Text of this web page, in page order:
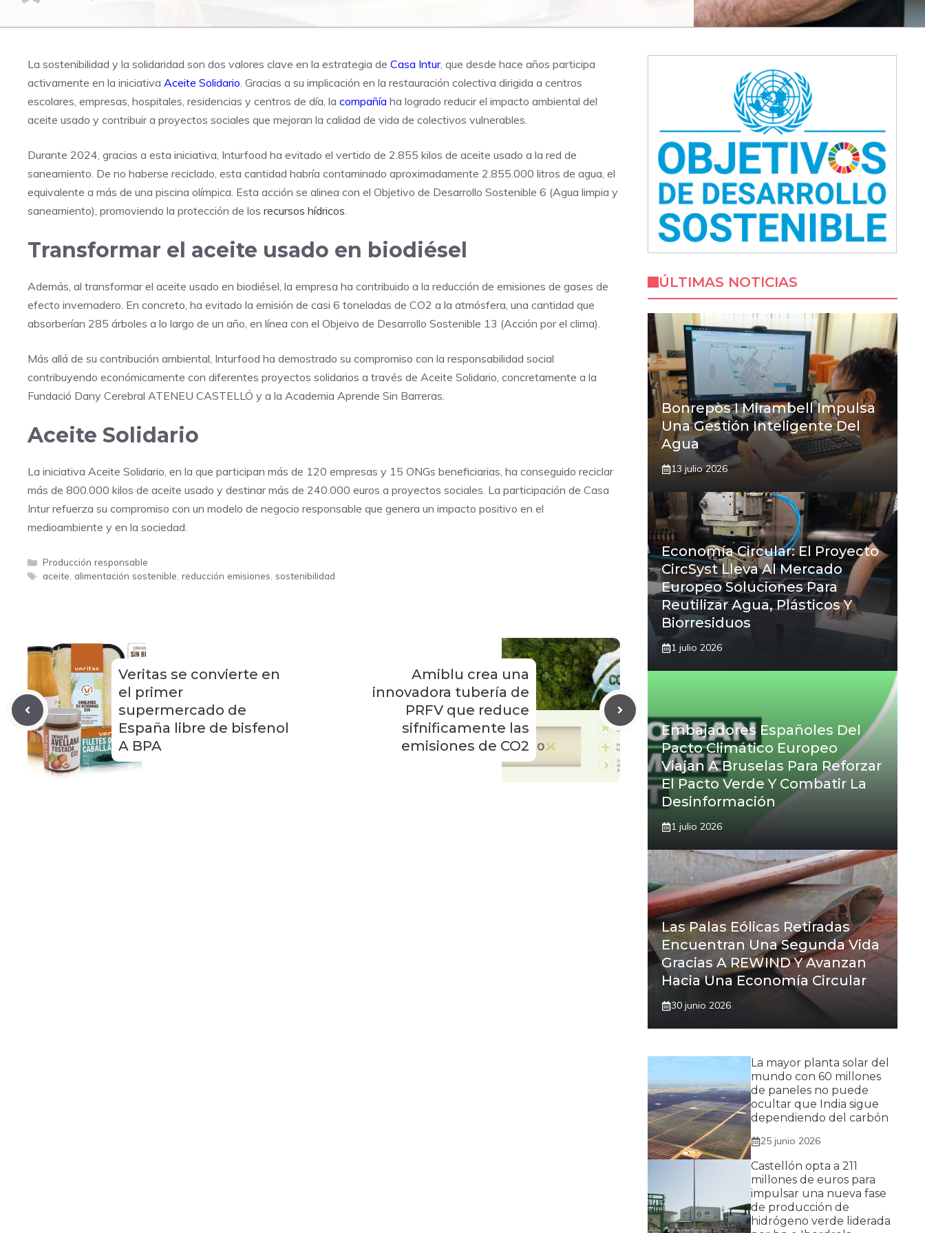
La sostenibilidad y la solidaridad son dos valores clave en la estrategia de Casa Intur, que desde hace años participa
activamente en la iniciativa Aceite Solidario. Gracias a su implicación en la restauración colectiva dirigida a centros
escolares, empresas, hospitales, residencias y centros de día, la compañía ha logrado reducir el impacto ambiental del
aceite usado y contribuir a proyectos sociales que mejoran la calidad de vida de colectivos vulnerables.
Durante 2024, gracias a esta iniciativa, Inturfood ha evitado el vertido de 2.855 kilos de aceite usado a la red de
saneamiento. De no haberse reciclado, esta cantidad habría contaminado aproximadamente 2.855.000 litros de agua, el
equivalente a más de una piscina olímpica. Esta acción se alinea con el Objetivo de Desarrollo Sostenible 6 (Agua limpia y
saneamiento), promoviendo la protección de los recursos hídricos.
Transformar el aceite usado en biodiésel
Además, al transformar el aceite usado en biodiésel, la empresa ha contribuido a la reducción de emisiones de gases de
efecto invernadero. En concreto, ha evitado la emisión de casi 6 toneladas de CO2 a la atmósfera, una cantidad que
absorberían 285 árboles a lo largo de un año, en línea con el Objeivo de Desarrollo Sostenible 13 (Acción por el clima).
Más allá de su contribución ambiental, Inturfood ha demostrado su compromiso con la responsabilidad social
contribuyendo económicamente con diferentes proyectos solidarios a través de Aceite Solidario, concretamente a la
Fundació Dany Cerebral ATENEU CASTELLÓ y a la Academia Aprende Sin Barreras.
Aceite Solidario
La iniciativa Aceite Solidario, en la que participan más de 120 empresas y 15 ONGs beneficiarias, ha conseguido reciclar
más de 800.000 kilos de aceite usado y destinar más de 240.000 euros a proyectos sociales. La participación de Casa
Intur refuerza su compromiso con un modelo de negocio responsable que genera un impacto positivo en el
medioambiente y en la sociedad.
Categorías
Producción responsable
Etiquetas
aceite, alimentación sostenible, reducción emisiones, sostenibilidad
Veritas se convierte en
el primer
supermercado de
España libre de bisfenol
A BPA
Amiblu crea una
innovadora tubería de
PRFV que reduce
sifnificamente las
emisiones de CO2
ÚLTIMAS NOTICIAS
Bonrepòs I Mirambell Impulsa
Una Gestión Inteligente Del
Agua
13 julio 2026
Economía Circular: El Proyecto
CircSyst Lleva Al Mercado
Europeo Soluciones Para
Reutilizar Agua, Plásticos Y
Biorresiduos
1 julio 2026
Embajadores Españoles Del
Pacto Climático Europeo
Viajan A Bruselas Para Reforzar
El Pacto Verde Y Combatir La
Desinformación
1 julio 2026
Las Palas Eólicas Retiradas
Encuentran Una Segunda Vida
Gracias A REWIND Y Avanzan
Hacia Una Economía Circular
30 junio 2026
La mayor planta solar del
mundo con 60 millones
de paneles no puede
ocultar que India sigue
dependiendo del carbón
25 junio 2026
Castellón opta a 211
millones de euros para
impulsar una nueva fase
de producción de
hidrógeno verde liderada